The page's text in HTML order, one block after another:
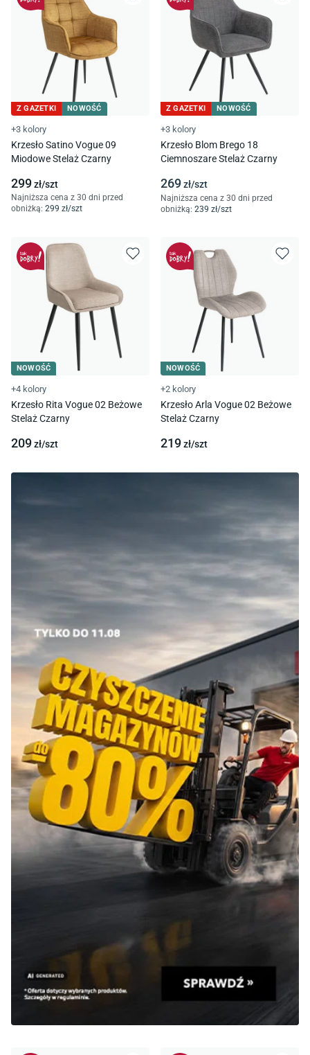
Z GAZETKI NOWOŚĆ
+3 kolory
Krzesło Satino Vogue 09
Miodowe Stelaż Czarny
299zł/szt
Najniższa cena z 30 dni przed
obniżką: 299 zł/szt
Z GAZETKI NOWOŚĆ
+3 kolory
Krzesło Blom Brego 18
Ciemnoszare Stelaż Czarny
269zł/szt
Najniższa cena z 30 dni przed
obniżką: 239 zł/szt
NOWOŚĆ
+4 kolory
Krzesło Rita Vogue 02 Beżowe
Stelaż Czarny
209zł/szt
NOWOŚĆ
+2 kolory
Krzesło Arla Vogue 02 Beżowe
Stelaż Czarny
219zł/szt